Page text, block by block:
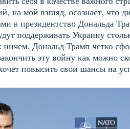
на мой взгляд, осознает, что
в президентство Дональда
поддерживать Украину
ничем. Дональд Трамп четко
эту войну как можно
повысить свои шансы на